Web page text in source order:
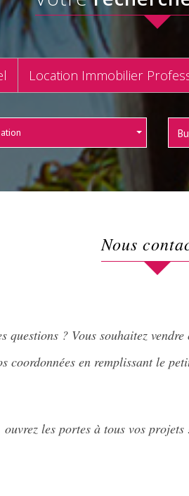
Location Immobilier
nous
questions ? Vous souhaitez
coordonnées en remplissant le
les portes à tous vos projets